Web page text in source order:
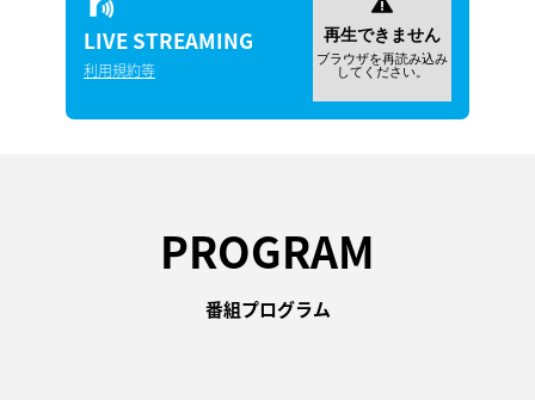
LIVE STREAMING
利用規約等
PROGRAM
番組プログラム